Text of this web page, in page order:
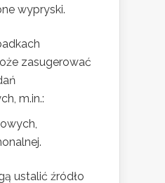
wypryski.
zasugerować
m.in.:
ustalić źródło